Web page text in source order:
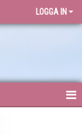
LOGGA IN